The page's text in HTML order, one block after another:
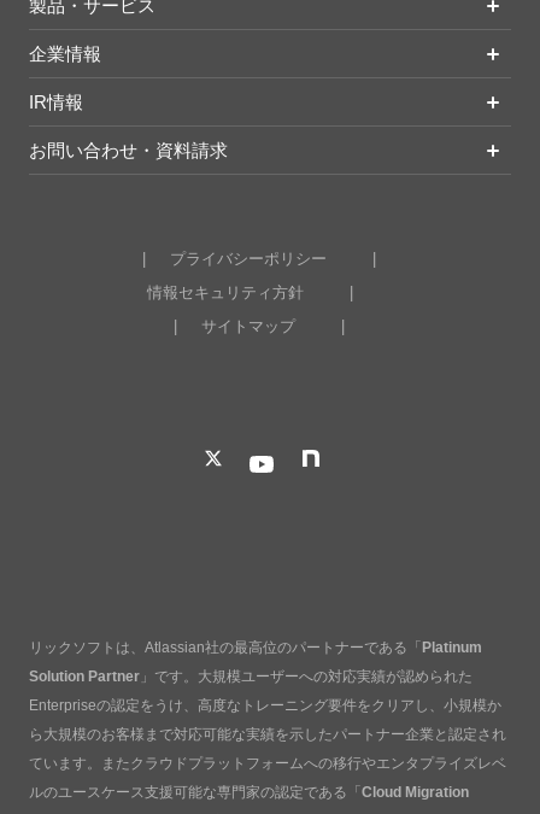
製品・サービス
企業情報
IR情報
お問い合わせ・資料請求
プライバシーポリシー
情報セキュリティ方針
サイトマップ
リックソフトは、Atlassian社の最高位のパートナーである「 Platinum
Solution Partner 」です。大規模ユーザーへの対応実績が認められた
Enterpriseの認定をうけ、高度なトレーニング要件をクリアし、小規模か
ら大規模のお客様まで対応可能な実績を示したパートナー企業と認定され
ています。またクラウドプラットフォームへの移行やエンタプライズレベ
ルのユースケース支援可能な専門家の認定である「 Cloud Migration